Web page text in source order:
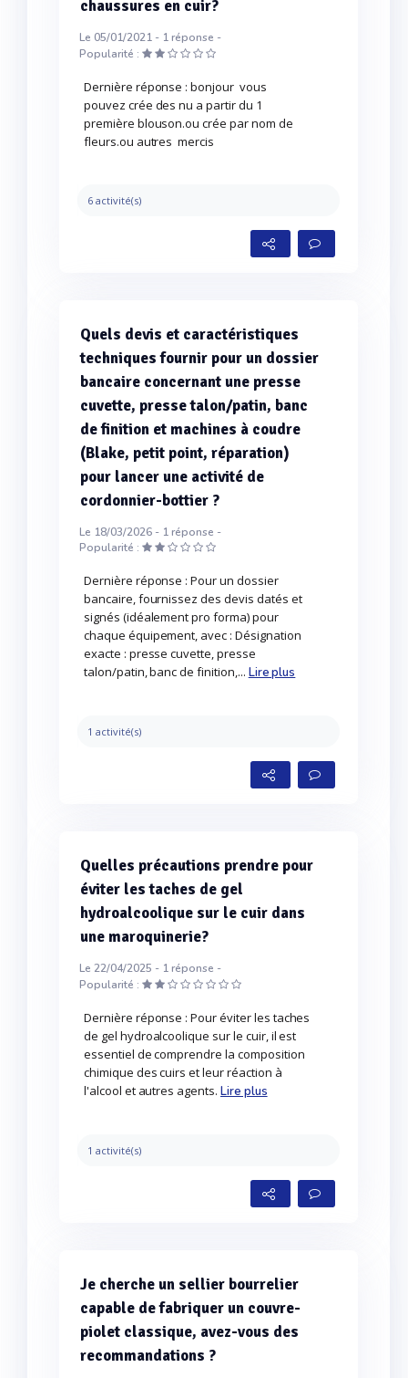
chaussures en cuir?
Le 05/01/2021 - 1réponse -
Popularité :
Dernière réponse : bonjour vous
pouvez crée des nu a partir du 1
première blouson.ou crée par nom de
fleurs.ou autres mercis
6 activité(s)
Quels devis et caractéristiques
techniques fournir pour un dossier
bancaire concernant une presse
cuvette, presse talon/patin, banc
de finition et machines à coudre
(Blake, petit point, réparation)
pour lancer une activité de
cordonnier-bottier ?
Le 18/03/2026 - 1réponse -
Popularité :
Dernière réponse : Pour un dossier
bancaire, fournissez des devis datés et
signés (idéalement pro forma) pour
chaque équipement, avec : Désignation
exacte : presse cuvette, presse
talon/patin, banc de finition,... Lire plus
1 activité(s)
Quelles précautions prendre pour
éviter les taches de gel
hydroalcoolique sur le cuir dans
une maroquinerie?
Le 22/04/2025 - 1réponse -
Popularité :
Dernière réponse : Pour éviter les taches
de gel hydroalcoolique sur le cuir, il est
essentiel de comprendre la composition
chimique des cuirs et leur réaction à
l'alcool et autres agents. Lire plus
1 activité(s)
Je cherche un sellier bourrelier
capable de fabriquer un couvre-
piolet classique, avez-vous des
recommandations ?